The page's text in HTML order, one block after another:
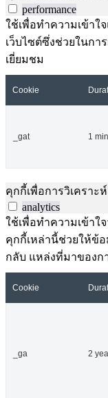
performance
ใช้เพื่อทำความเข้า
เว็บไซต์ซึ่งช่วยในก
เยี่ยมชม
Cookie
_gat 1
คุกกี้เพื่อการวิเคราะห์
analytics
ใช้เพื่อทำความเข้าใ
คุกกี้เหล่านี้ช่วยให้ข้
กลับ แหล่งที่มาของก
Cookie
_ga 2